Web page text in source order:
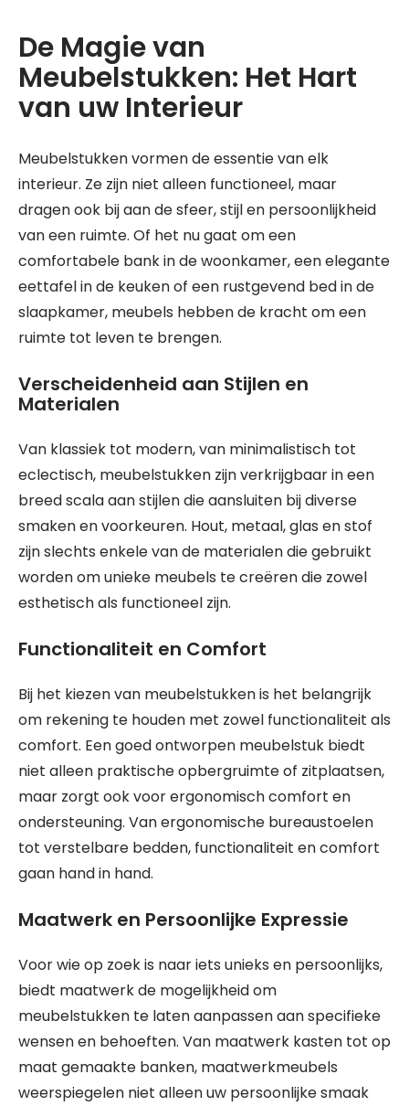
De Magie van
Meubelstukken: Het Hart
van uw Interieur
Meubelstukken vormen de essentie van elk
interieur. Ze zijn niet alleen functioneel, maar
dragen ook bij aan de sfeer, stijl en persoonlijkheid
van een ruimte. Of het nu gaat om een
comfortabele bank in de woonkamer, een elegante
eettafel in de keuken of een rustgevend bed in de
slaapkamer, meubels hebben de kracht om een
ruimte tot leven te brengen.
Verscheidenheid aan Stijlen en
Materialen
Van klassiek tot modern, van minimalistisch tot
eclectisch, meubelstukken zijn verkrijgbaar in een
breed scala aan stijlen die aansluiten bij diverse
smaken en voorkeuren. Hout, metaal, glas en stof
zijn slechts enkele van de materialen die gebruikt
worden om unieke meubels te creëren die zowel
esthetisch als functioneel zijn.
Functionaliteit en Comfort
Bij het kiezen van meubelstukken is het belangrijk
om rekening te houden met zowel functionaliteit als
comfort. Een goed ontworpen meubelstuk biedt
niet alleen praktische opbergruimte of zitplaatsen,
maar zorgt ook voor ergonomisch comfort en
ondersteuning. Van ergonomische bureaustoelen
tot verstelbare bedden, functionaliteit en comfort
gaan hand in hand.
Maatwerk en Persoonlijke Expressie
Voor wie op zoek is naar iets unieks en persoonlijks,
biedt maatwerk de mogelijkheid om
meubelstukken te laten aanpassen aan specifieke
wensen en behoeften. Van maatwerk kasten tot op
maat gemaakte banken, maatwerkmeubels
weerspiegelen niet alleen uw persoonlijke smaak